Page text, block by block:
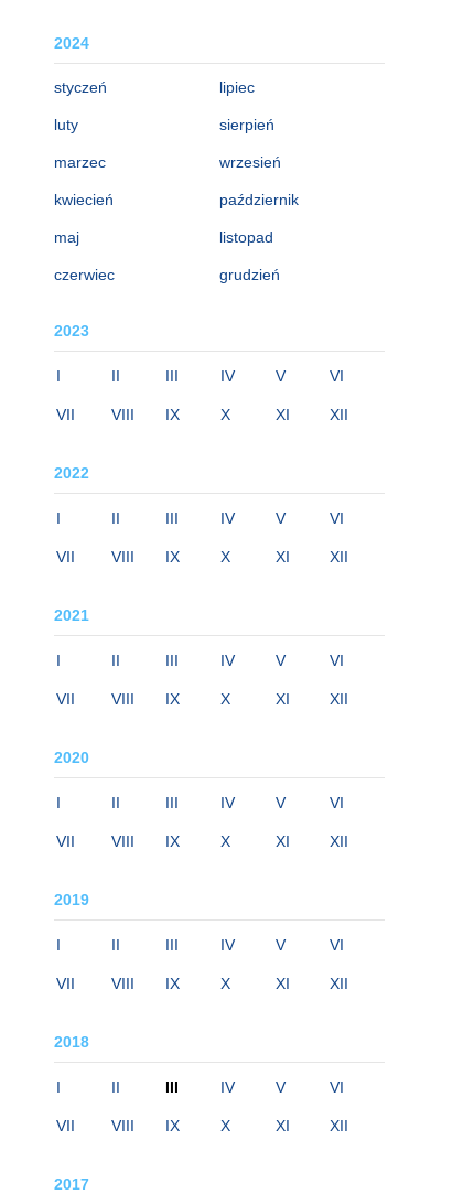
2024
styczeń
luty
marzec
kwiecień
maj
czerwiec
lipiec
sierpień
wrzesień
październik
listopad
grudzień
2023
I II III IV V VI
VII VIII IX X XI XII
2022
I II III IV V VI
VII VIII IX X XI XII
2021
I II III IV V VI
VII VIII IX X XI XII
2020
I II III IV V VI
VII VIII IX X XI XII
2019
I II III IV V VI
VII VIII IX X XI XII
2018
I II III IV V VI
VII VIII IX X XI XII
2017